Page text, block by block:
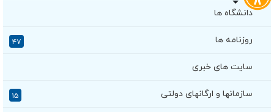
دانشگاه ها
روزنامه ها ۴۷
سایت های خبری
سازمانها و ارگانهای دولتی ۱۵